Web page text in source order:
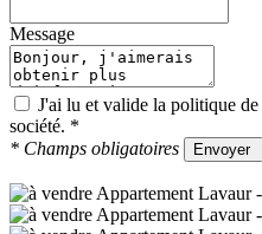
Message
J'ai lu et valide la politique de
société. *
* Champs obligatoires